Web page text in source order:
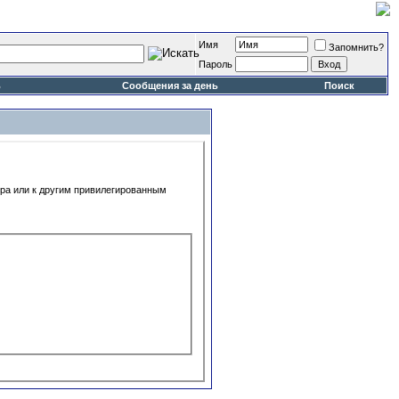
Имя
Запомнить?
Пароль
Сообщения за день Поиск
или к другим привилегированным